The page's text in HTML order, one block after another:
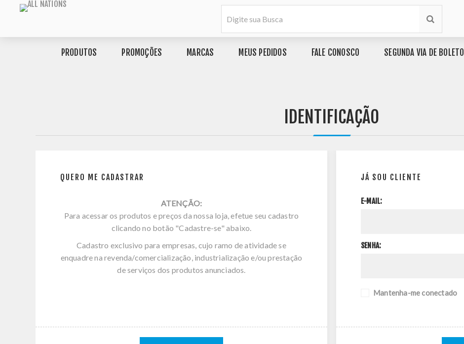
PRODUTOS PROMOÇÕES MARCAS MEUS PEDIDOS FALE CONOSCO SEGUNDA VIA DE BOLETO
IDENTIFICAÇÃO
QUERO ME CADASTRAR
ATENÇÃO:
Para acessar os produtos e preços da nossa loja, efetue seu cadastro
clicando no botão "Cadastre-se" abaixo.
Cadastro exclusivo para empresas, cujo ramo de atividade se
enquadre na revenda/comercialização, industrialização e/ou prestação
de serviços dos produtos anunciados.
JÁ SOU CLIENTE
E-MAIL:
SENHA:
Mantenha-me conectado